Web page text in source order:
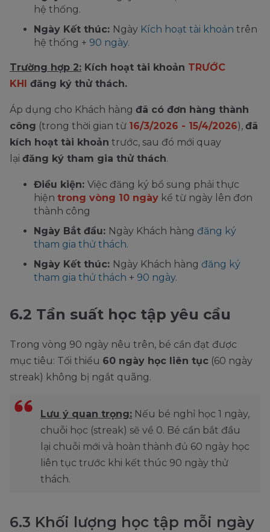
hệ thống.
Ngày Kết thúc: Ngày Kích hoạt tài khoản trên
hệ thống + 90 ngày.
Trường hợp 2: Kích hoạt tài khoản TRƯỚC
KHI
đăng ký thử thách.
Áp dụng cho Khách hàng đã có đơn hàng thành
công (trong thời gian từ 16/3/2026 - 15/4/2026), đã
kích hoạt tài khoản trước, sau đó mới quay
lại đăng ký tham gia thử thách.
Điều kiện: Việc đăng ký bổ sung phải thực
hiện trong vòng 10 ngày kể từ ngày lên đơn
thành công
Ngày Bắt đầu: Ngày Khách hàng đăng ký
tham gia thử thách.
Ngày Kết thúc: Ngày Khách hàng đăng ký
tham gia thử thách + 90 ngày.
6.2 Tần suất học tập yêu cầu
Trong vòng 90 ngày nêu trên, bé cần đạt được
mục tiêu: Tối thiểu 60 ngày học liên tục (60 ngày
streak) không bị ngắt quãng.
Lưu ý quan trọng: Nếu bé nghỉ học 1 ngày,
chuỗi học (streak) sẽ về 0. Bé cần bắt đầu
lại chuỗi mới và hoàn thành đủ 60 ngày học
liên tục trước khi kết thúc 90 ngày thử
thách.
6.3 Khối lượng học tập mỗi ngày